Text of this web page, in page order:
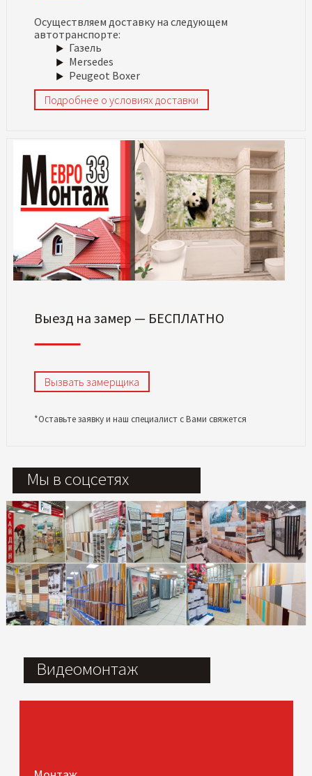
Осуществляем доставку на следующем
автотранспорте:
Газель
Mersedes
Peugeot Boxer
Подробнее о условиях доставки
Выезд на замер — БЕСПЛАТНО
Вызвать замерщика
*Оставьте заявку и наш специалист с Вами свяжется
Мы в соцсетях
Видеомонтаж